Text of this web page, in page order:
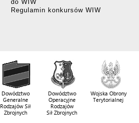
do WIW
Regulamin konkursów WIW
Dowództwo
Generalne
Rodzajów Sił
Zbrojnych
Dowództwo
Operacyjne
Rodzajów
Sił Zbrojnych
Wojska Obrony
Terytorialnej